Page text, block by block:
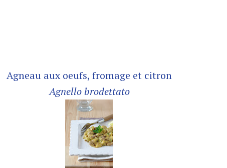
Agneau aux oeufs, fromage et citron
Agnello brodettato